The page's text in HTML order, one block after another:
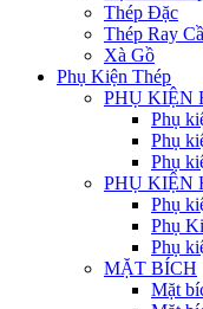
Thép Đặc
Thép Ray
Xà Gồ
Phụ Kiện Thép
PHỤ KIỆN
Phụ
Phụ
Phụ
PHỤ KIỆN
Phụ
Phụ
Phụ
MẶT BÍCH
Mặt